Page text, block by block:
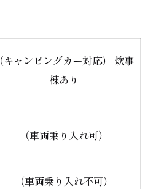
（キャンピングカー対応） 炊事
棟あり
（車両乗り入れ可）
（車両乗り入れ不可）